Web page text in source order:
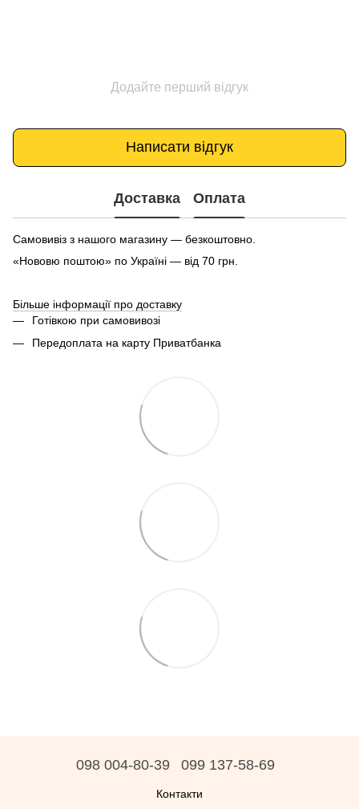
Додайте перший відгук
Написати відгук
Доставка Оплата
Самовивіз з нашого магазину — безкоштовно.
«Нововю поштою» по Україні — від 70 грн.
Більше інформації про доставку
Готівкою при самовивозі
Передоплата на карту Приватбанка
098 004-80-39 099 137-58-69
Контакти